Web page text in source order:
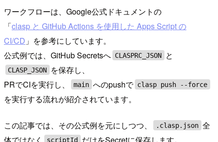
ワークフローは、Google公式ドキュメントの
「clasp と GitHub Actions を使用した Apps Script の
CI/CD 」を参考にしています。
公式例では、GitHub Secretsへ CLASPRC_JSON と
CLASP_JSON
を保存し、
PRでCIを実行し、
main へのpushで clasp push --force
を実行する流れが紹介されています。
この記事では、その公式例を元にしつつ、 .clasp.json 全
体ではなく
scriptId
だけをSecretに保存します。